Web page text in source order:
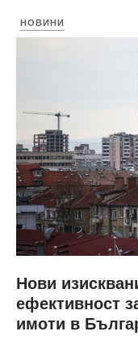
НОВИНИ
Нови
ефективност
имоти в